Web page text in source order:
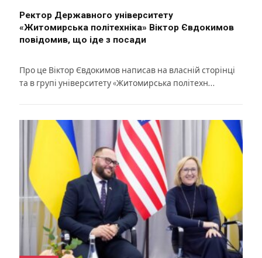
Ректор Державного університету
«Житомирська політехніка» Віктор Євдокимов
повідомив, що іде з посади
Про це Віктор Євдокимов написав на власній сторінці
та в групі університету «Житомирська політехн…